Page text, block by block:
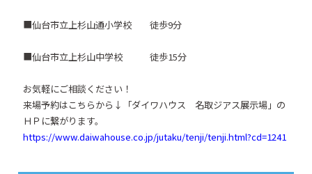
■仙台市立上杉山通小学校 徒歩9分
■仙台市立上杉山中学校 徒歩15分
お気軽にご相談ください！
来場予約はこちらから↓「ダイワハウス 名取ジアス展示場」の
ＨＰに繋がります。
https://www.daiwahouse.co.jp/jutaku/tenji/tenji.html?cd=1241